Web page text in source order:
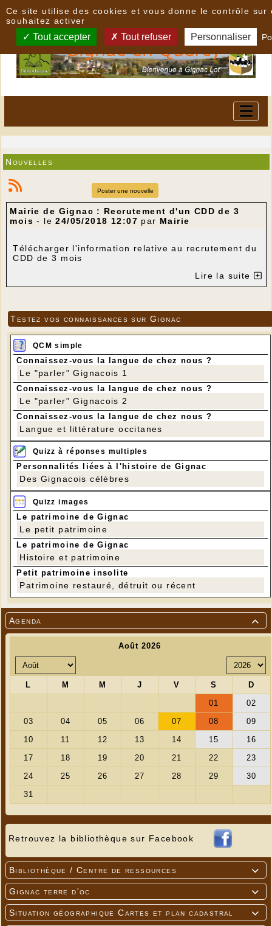

Agenda
Retrouvez la bibliothèque sur Facebook

Bibliothèque / Centre de ressources

Gignac terre d'oc

Situation géographique Cartes et plan cadastral
Nouvelles
Poster une nouvelle
Mairie de Gignac : Recrutement d'un CDD de 3
mois- le24/05/2018 12:07 par Mairie
Télécharger l'information relative au recrutement du
CDD de 3 mois
Lire la suite
Testez vos connaissances sur Gignac
QCM simple
Connaissez-vous la langue de chez nous ?
Le "parler" Gignacois 1
Connaissez-vous la langue de chez nous ?
Le "parler" Gignacois 2
Connaissez-vous la langue de chez nous ?
Langue et littérature occitanes
Quizz à réponses multiples
Personnalités liées à l'histoire de Gignac
Des Gignacois célèbres
Quizz images
Le patrimoine de Gignac
Le petit patrimoine
Le patrimoine de Gignac
Histoire et patrimoine
Petit patrimoine insolite
Patrimoine restauré, détruit ou récent
Ce site utilise des cookies et vous donne le contrôle sur
souhaitez activer
Tout accepter Tout refuser Personnaliser